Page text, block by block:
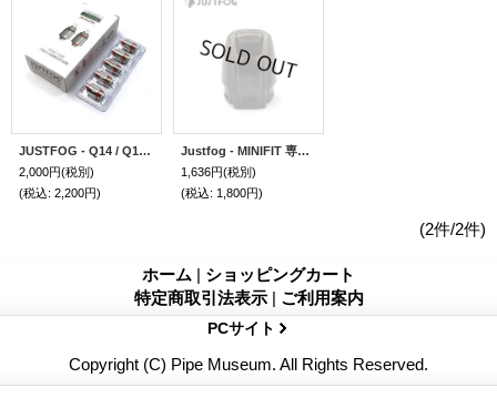
JUSTFOG - Q14 / Q16シリーズ用コイル（5個入り）
2,000円(税別)
(税込: 2,200円)
Justfog - MINIFIT 専用 POD 3個入り
1,636円(税別)
(税込: 1,800円)
(2件/2件)
ホーム | ショッピングカート
特定商取引法表示 | ご利用案内
PCサイト
Copyright (C) Pipe Museum. All Rights Reserved.